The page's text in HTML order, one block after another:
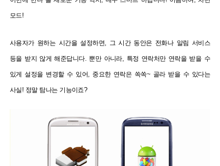
모드!
사용자가 원하는 시간을 설정하면, 그 시간 동안은 전화나 알림 서비스
등을 받지 않게 해준답니다. 뿐만 아니라, 특정 연락처만 연락을 받을 수
있게 설정을 변경할 수 있어, 중요한 연락은 쏙쏙~ 골라 받을 수 있다는
사실! 정말 탐나는 기능이죠?